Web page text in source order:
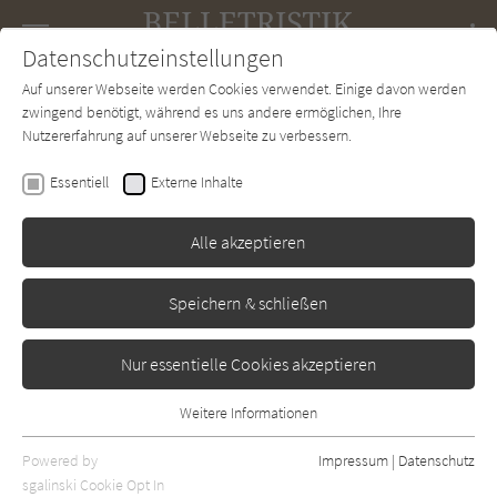
SUCHE Forum Charts Newsletter
Rebecca Raisin
Mein wundervoller
Antikladen im Schatten des
Eiffelturms (Paris Love 2)
Aufbau Erschienen: Januar 2020 0
Datenschutzeinstellungen
Auf unserer Webseite werden Cookies verwendet. Einige davon werden
zwingend benötigt, während es uns andere ermöglichen, Ihre
Nutzererfahrung auf unserer Webseite zu verbessern.
Essentiell Externe Inhalte
Alle akzeptieren
Speichern & schließen
Nur essentielle Cookies akzeptieren
Essentielle Cookies werden für grundlegende Funktionen der
Webseite benötigt. Dadurch ist gewährleistet, dass die Webseite
Weitere Informationen
Powered by
sgalinski Cookie Opt In
Impressum | Datenschutz